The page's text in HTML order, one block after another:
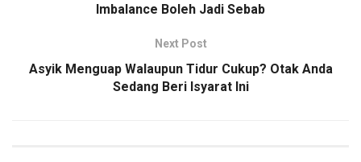
Imbalance Boleh Jadi Sebab
Next Post
Asyik Menguap Walaupun Tidur Cukup? Otak Anda
Sedang Beri Isyarat Ini